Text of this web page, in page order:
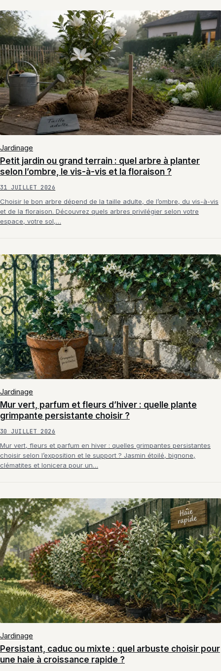
Jardinage
Petit jardin ou grand terrain : quel arbre à planter
selon l’ombre, le vis-à-vis et la floraison ?
31 JUILLET 2026
Choisir le bon arbre dépend de la taille adulte, de l’ombre, du vis-à-vis
et de la floraison. Découvrez quels arbres privilégier selon votre
espace, votre sol,…
Jardinage
Mur vert, parfum et fleurs d’hiver : quelle plante
grimpante persistante choisir ?
30 JUILLET 2026
Mur vert, fleurs et parfum en hiver : quelles grimpantes persistantes
choisir selon l’exposition et le support ? Jasmin étoilé, bignone,
clématites et lonicera pour un…
Jardinage
Persistant, caduc ou mixte : quel arbuste choisir pour
une haie à croissance rapide ?